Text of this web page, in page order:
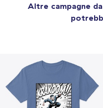
Altre campagne da